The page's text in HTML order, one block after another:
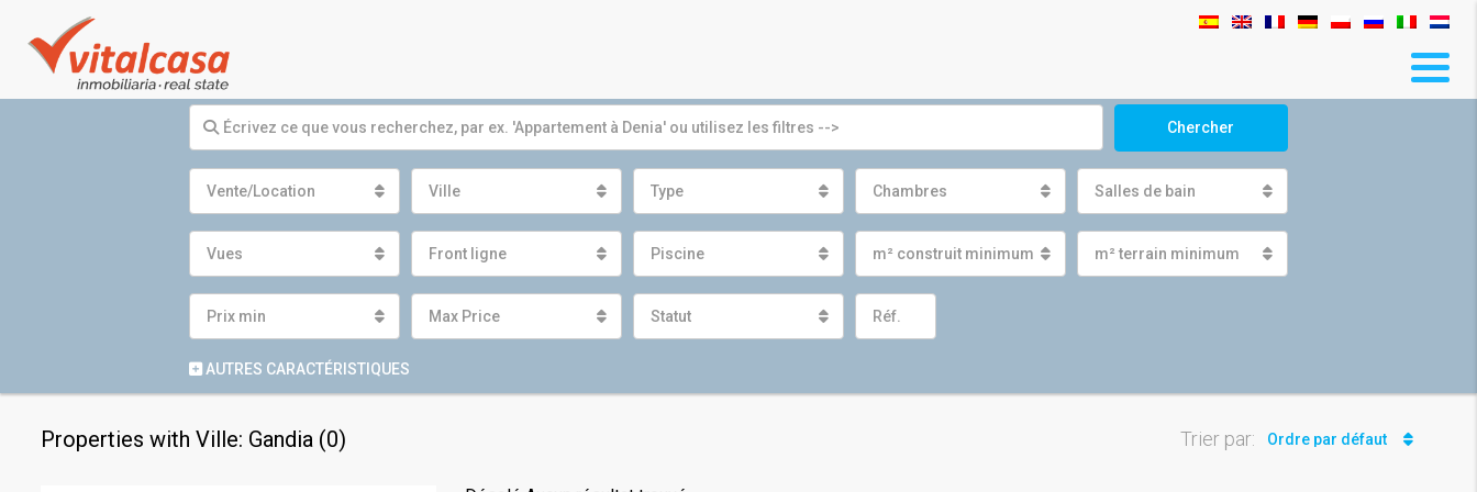
Chercher
Vente/Location Ville Type Chambres Salles de bain
Vues Front ligne Piscine m² construit minimum m² terrain minimum
Prix ​​min Max Price Statut
AUTRES CARACTÉRISTIQUES
Properties with Ville: Gandia (0) Trier par: Ordre par défaut